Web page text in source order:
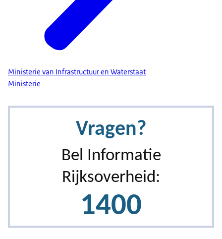
Ministerie van Infrastructuur en Waterstaat
Ministerie